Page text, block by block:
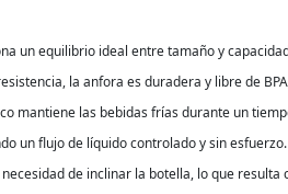
un equilibrio ideal entre tamaño y
la anfora es duradera y libre de
mantiene las bebidas frías durante un
un flujo de líquido controlado y sin
de inclinar la botella, lo que